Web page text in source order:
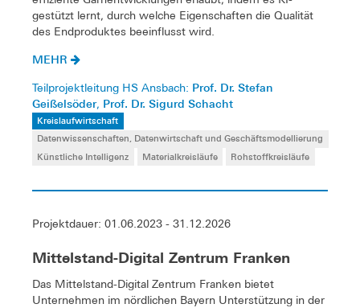
gestützt lernt, durch welche Eigenschaften die Qualität
des Endproduktes beeinflusst wird.
MEHR
Teilprojektleitung HS Ansbach: Prof. Dr. Stefan
Geißelsöder, Prof. Dr. Sigurd Schacht
Kreislaufwirtschaft
Datenwissenschaften, Datenwirtschaft und Geschäftsmodellierung
Künstliche Intelligenz
Materialkreisläufe Rohstoffkreisläufe
Projektdauer: 01.06.2023 - 31.12.2026
Mittelstand-Digital Zentrum Franken
Das Mittelstand-Digital Zentrum Franken bietet
Unternehmen im nördlichen Bayern Unterstützung in der